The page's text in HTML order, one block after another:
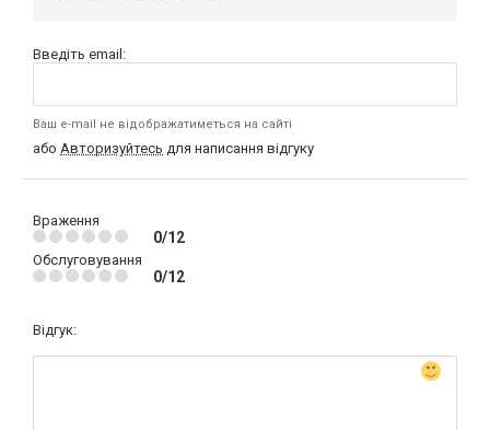
Введіть email:
Ваш e-mail не відображатиметься на сайті
або Авторизуйтесь для написання відгуку
Враження
0/12
Обслуговування
0/12
Відгук: